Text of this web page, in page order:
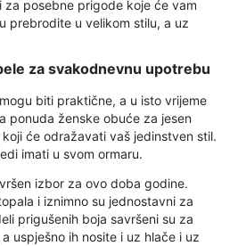
posebne prigode koje će vam
prebrodite u velikom stilu, a uz
za svakodnevnu upotrebu
biti praktične, a u isto vrijeme
ponuda ženske obuće za jesen
će odražavati vaš jedinstven stil.
imati u svom ormaru.
izbor za ovo doba godine.
i iznimno su jednostavni za
prigušenih boja savršeni su za
uspješno ih nosite i uz hlače i uz